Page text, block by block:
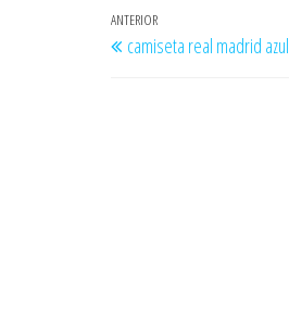
Navegación
de
Entrada
anterior
ANTERIOR
camiseta real madrid azul